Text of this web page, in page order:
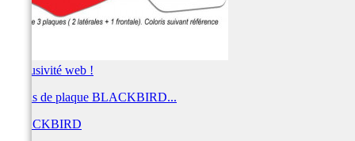
Exclusivité web !
Fonds de plaque BLACKBIRD...
BLACKBIRD